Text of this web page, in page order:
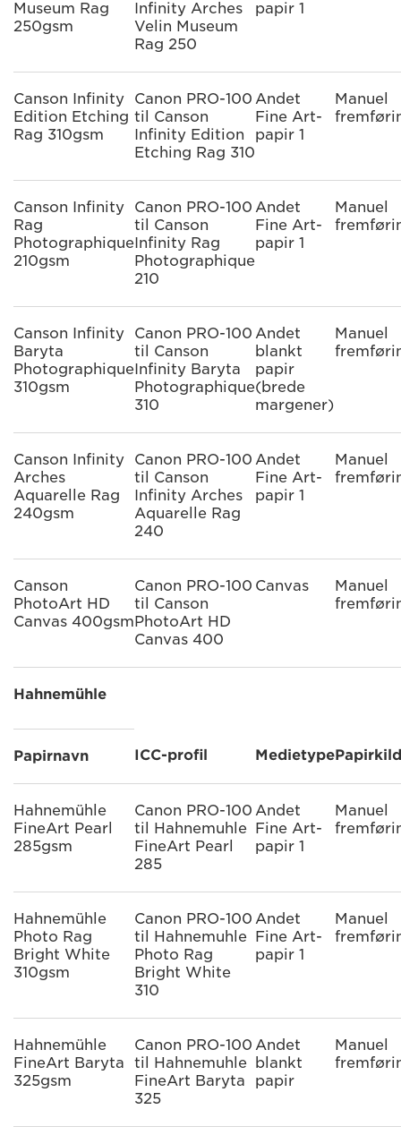
Museum Rag
250gsm
Infinity Arches
Velin Museum
Rag 250
papir 1
Canson Infinity
Edition Etching
Rag 310gsm
Canon PRO-100
til Canson
Infinity Edition
Etching Rag 310
Andet
Fine Art-
papir 1
Manuel
Canson Infinity
Rag
Photographique
210gsm
Canon PRO-100
til Canson
Infinity Rag
Photographique
210
Andet
Fine Art-
papir 1
Manuel
Canson Infinity
Baryta
Photographique
310gsm
Canon PRO-100
til Canson
Infinity Baryta
Photographique
310
Andet
blankt
papir
(brede
margener)
Manuel
Canson Infinity
Arches
Aquarelle Rag
240gsm
Canon PRO-100
til Canson
Infinity Arches
Aquarelle Rag
240
Andet
Fine Art-
papir 1
Manuel
Canson
PhotoArt HD
Canvas 400gsm
Canon PRO-100
til Canson
PhotoArt HD
Canvas 400
Canvas
Manuel
Hahnemühle
Papirnavn ICC-profil Medietype
Hahnemühle
FineArt Pearl
285gsm
Canon PRO-100
til Hahnemuhle
FineArt Pearl
285
Andet
Fine Art-
papir 1
Manuel
Hahnemühle
Photo Rag
Bright White
310gsm
Canon PRO-100
til Hahnemuhle
Photo Rag
Bright White
310
Andet
Fine Art-
papir 1
Manuel
Hahnemühle
FineArt Baryta
325gsm
Canon PRO-100
til Hahnemuhle
FineArt Baryta
325
Andet
blankt
papir
Manuel